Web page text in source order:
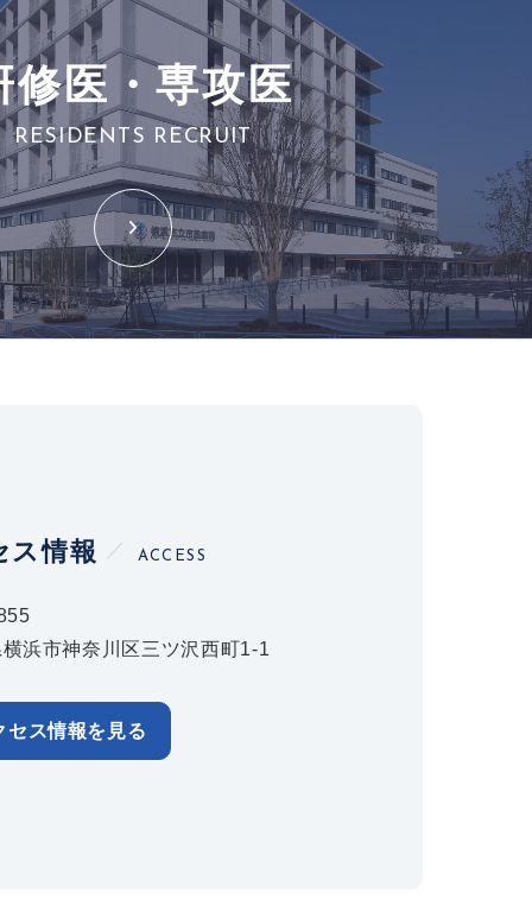
修医・専攻医
RESIDENTS RECRUIT
ス情報 ACCESS
浜市神奈川区三ツ沢西町1-1
セス情報を見る